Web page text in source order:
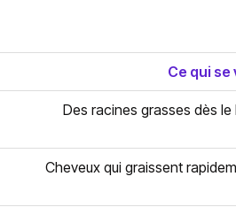
Ce qui se
Des racines grasses dès
Cheveux qui graissent